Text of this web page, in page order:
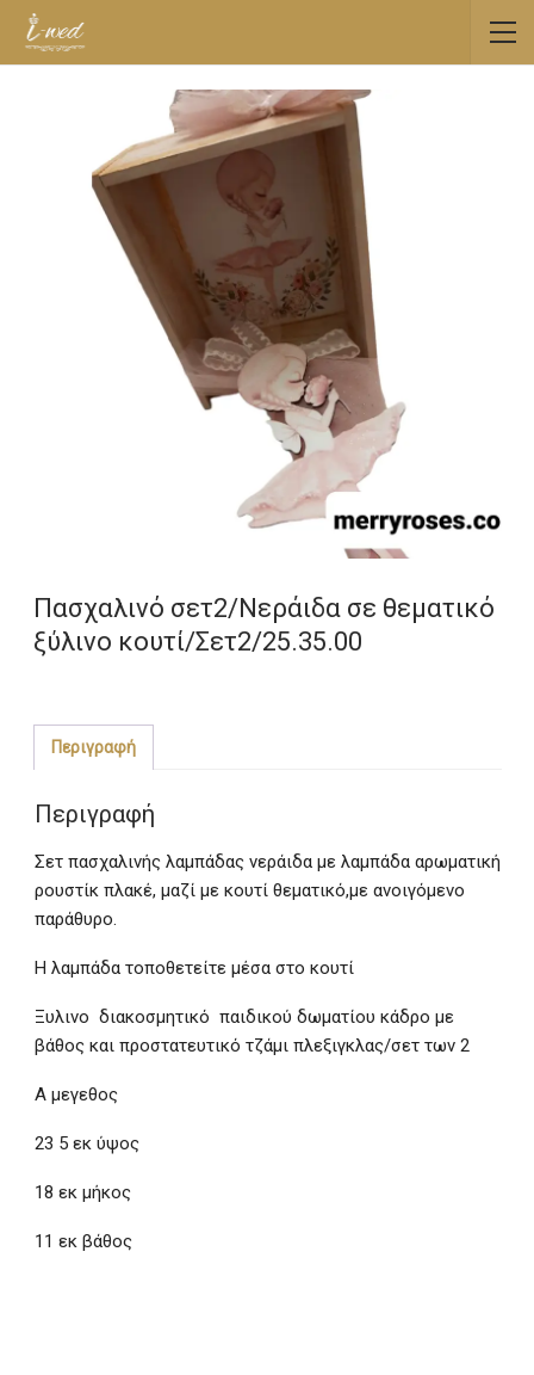
Πασχαλινό σετ2/Νεράιδα σε θεματικό
ξύλινο κουτί/Σετ2/25.35.00
Περιγραφή
Περιγραφή
Σετ πασχαλινής λαμπάδας νεράιδα με λαμπάδα αρωματική
ρουστίκ πλακέ, μαζί με κουτί θεματικό,με ανοιγόμενο
παράθυρο.
Η λαμπάδα τοποθετείτε μέσα στο κουτί
Ξυλινο διακοσμητικό παιδικού δωματίου κάδρο με
βάθος και προστατευτικό τζάμι πλεξιγκλας/σετ των 2
Α μεγεθος
23 5 εκ ύψος
18 εκ μήκος
11 εκ βάθος